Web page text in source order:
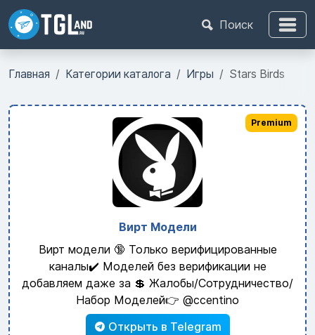
Поиск
Главная Категории каталога Игры Stars Birds
Вирт Модели
Вирт модели 🔞 Только верифицированные
каналы✔️ Моделей без верификации не
добавляем даже за 💲 Жалобы/Сотрудничество/
Набор Моделей👉 @ccentino
Открыть в Telegram
Premium